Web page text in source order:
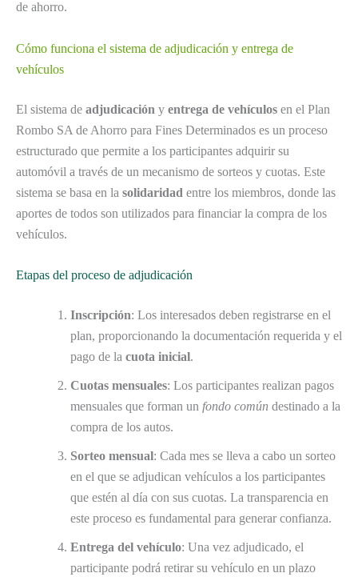
de ahorro.
Cómo funciona el sistema de adjudicación y entrega de
vehículos
El sistema de adjudicación y entrega de vehículos en el Plan
Rombo SA de Ahorro para Fines Determinados es un proceso
estructurado que permite a los participantes adquirir su
automóvil a través de un mecanismo de sorteos y cuotas. Este
sistema se basa en la solidaridad entre los miembros, donde las
aportes de todos son utilizados para financiar la compra de los
vehículos.
Etapas del proceso de adjudicación
Inscripción: Los interesados deben registrarse en el
plan, proporcionando la documentación requerida y el
pago de la cuota inicial.
Cuotas mensuales: Los participantes realizan pagos
mensuales que forman un fondo común destinado a la
compra de los autos.
Sorteo mensual: Cada mes se lleva a cabo un sorteo
en el que se adjudican vehículos a los participantes
que estén al día con sus cuotas. La transparencia en
este proceso es fundamental para generar confianza.
Entrega del vehículo: Una vez adjudicado, el
participante podrá retirar su vehículo en un plazo